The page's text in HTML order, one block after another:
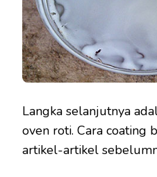
Langka selanjutnya
oven roti. Cara coating
artikel-artikel